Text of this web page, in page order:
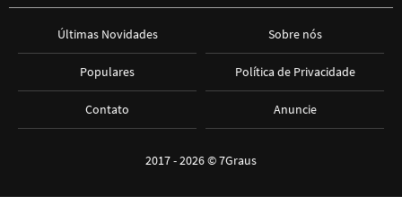
Últimas Novidades
Populares
Contato
Sobre nós
Política de Privacidade
Anuncie
2017 - 2026 ©7Graus